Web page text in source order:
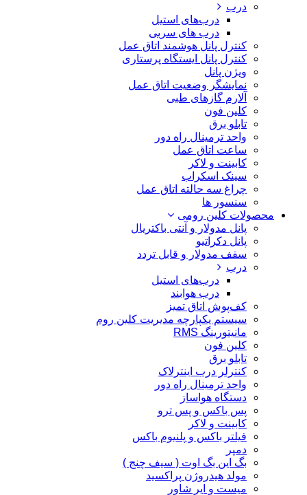
درب
درب‌های استیل
درب های سربی
کنترل پانل هوشمند اتاق عمل
کنترل پانل ایستگاه پرستاری
ویژن پانل
نمایشگر وضعیت اتاق عمل
آلارم گازهای طبی
کلین فون
تابلو برق
واحد ترمینال راه دور
ساعت اتاق عمل
کابینت و لاکر
سینک اسکراب
چراغ سه حالته اتاق عمل
سنسور ها
محصولات کلین رومی
پانل مدولار و آنتی باکتریال
پانل دکراتیو
سقف مدولار و قابل تردد
درب
درب‌های استیل
درب هوابند
کف‌پوش اتاق تمیز
سیستم یکپارچه مدیریت کلین روم
مانیتورینگ RMS
کلین فون
تابلو برق
کنترلر درب اینترلاک
واحد ترمینال راه دور
دستگاه هواساز
پس باکس و پس ترو
کابینت و لاکر
فیلتر باکس و پلنیوم باکس
دمپر
بگ این بگ اوت ( سیف چنج )
مولد هیدروژن پراکسید
میست و ایر شاور